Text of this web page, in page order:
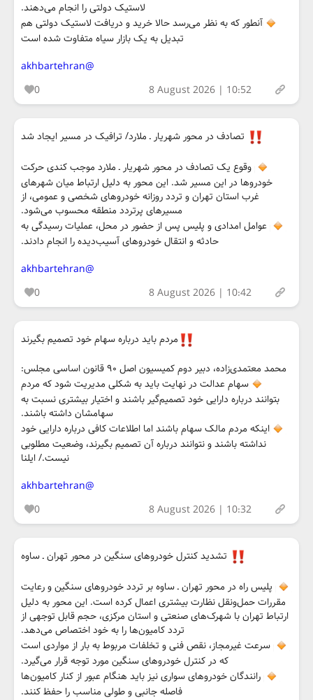
لاستیک دولتی را انجام می‌دهند.
آنطور که به نظر می‌رسد حالا خرید و دریافت لاستیک دولتی هم
تبدیل به یک بازار سیاه متفاوت شده است
@akhbartehran
0
8 August 2026 | 10:52
تصادف در محور شهریار ـ ملارد/ ترافیک در مسیر ایجاد شد
وقوع یک تصادف در محور شهریار ـ ملارد موجب کندی حرکت
خودروها در این مسیر شد. این محور به دلیل ارتباط میان شهرهای
غرب استان تهران و تردد روزانه خودروهای شخصی و عمومی، از
مسیرهای پرتردد منطقه محسوب می‌شود.
عوامل امدادی و پلیس پس از حضور در محل، عملیات رسیدگی به
حادثه و انتقال خودروهای آسیب‌دیده را انجام دادند.
@akhbartehran
0
8 August 2026 | 10:42
مردم باید درباره سهام خود تصمیم بگیرند
محمد معتمدی‌زاده، دبیر دوم کمیسیون اصل ۹۰ قانون اساسی مجلس:
سهام عدالت در نهایت باید به شکلی مدیریت شود که مردم
بتوانند درباره دارایی خود تصمیم‌گیر باشند و اختیار بیشتری نسبت به
سهامشان داشته باشند.
اینکه مردم مالک سهام باشند اما اطلاعات کافی درباره دارایی خود
نداشته باشند و نتوانند درباره آن تصمیم بگیرند، وضعیت مطلوبی
نیست./ ایلنا
@akhbartehran
0
8 August 2026 | 10:32
تشدید کنترل خودروهای سنگین در محور تهران ـ ساوه
پلیس راه در محور تهران ـ ساوه بر تردد خودروهای سنگین و رعایت
مقررات حمل‌ونقل نظارت بیشتری اعمال کرده است. این محور به دلیل
ارتباط تهران با شهرک‌های صنعتی و استان مرکزی، حجم قابل توجهی از
تردد کامیون‌ها را به خود اختصاص می‌دهد.
سرعت غیرمجاز، نقص فنی و تخلفات مربوط به بار از مواردی است
که در کنترل خودروهای سنگین مورد توجه قرار می‌گیرد.
رانندگان خودروهای سواری نیز باید هنگام عبور از کنار کامیون‌ها
فاصله جانبی و طولی مناسب را حفظ کنند.